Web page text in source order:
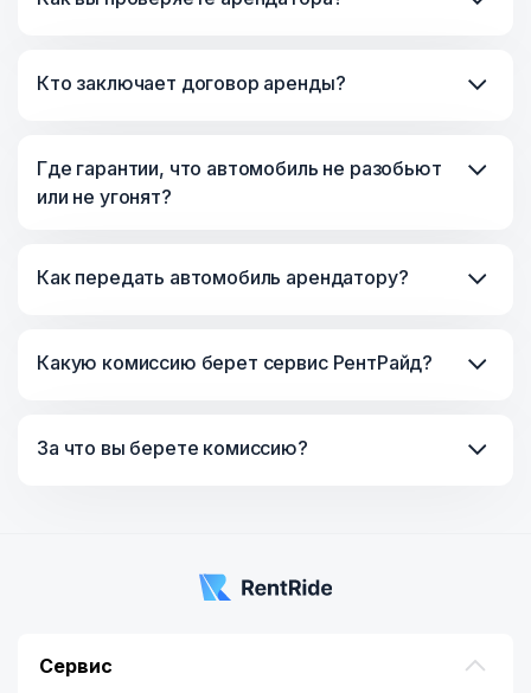
Кто заключает договор аренды?
Где гарантии, что автомобиль не разобьют
или не угонят?
Как передать автомобиль арендатору?
Какую комиссию берет сервис РентРайд?
За что вы берете комиссию?
Сервис